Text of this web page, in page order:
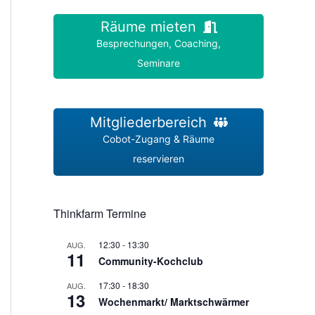
Räume mieten
Besprechungen, Coaching,
Seminare
Mitgliederbereich
Cobot-Zugang & Räume
reservieren
Thinkfarm Termine
AUG.
11
12:30 - 13:30
Community-Kochclub
AUG.
13
17:30 - 18:30
Wochenmarkt/ Marktschwärmer